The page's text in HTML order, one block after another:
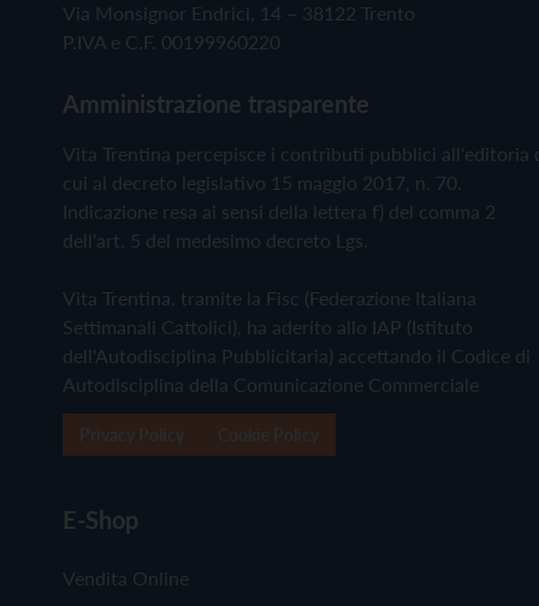
Via Monsignor Endrici, 14 – 38122 Trento
P.IVA e C.F. 00199960220
Amministrazione trasparente
Vita Trentina percepisce i contributi pubblici all'editoria
cui al decreto legislativo 15 maggio 2017, n. 70.
Indicazione resa ai sensi della lettera f) del comma 2
dell'art. 5 del medesimo decreto Lgs.
Vita Trentina, tramite la Fisc (Federazione Italiana
Settimanali Cattolici), ha aderito allo IAP (Istituto
dell'Autodisciplina Pubblicitaria) accettando il Codice di
Autodisciplina della Comunicazione Commerciale
E-Shop
Vendita Online